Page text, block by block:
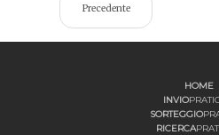
Precedente
HOME
INVIO
SORTEGGIO
RICERCA